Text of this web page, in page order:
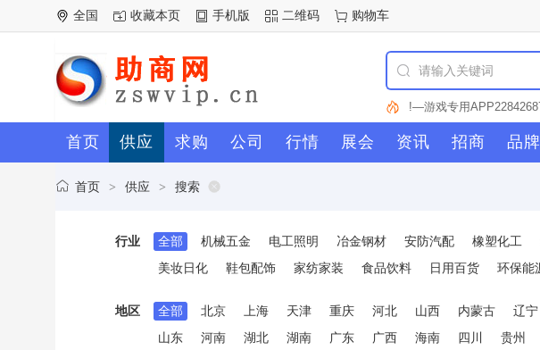
全国 收藏本页 手机版 二维码 购物车
!—游戏专用
62
!—游戏专用
77
!—游戏专用
游戏专用APP58028942223
专用APP22677752626
APP2282685993
!—游戏
P2232823
!—游戏专用
21432234
!—游戏专用
首页 供应 求购 公司 行情 展会 资讯 招商 品牌
首页 > 供应 > 搜索
行业 全部 机械五金 电工照明 冶金钢材 安防汽配 橡塑化工
美妆日化
鞋包配饰 家纺家装 食品饮料 日用百货 环保能
地区 全部 北京 上海 天津 重庆 河北 山西 内蒙古 辽宁
山东
河南 湖北 湖南 广东 广西 海南 四川 贵州